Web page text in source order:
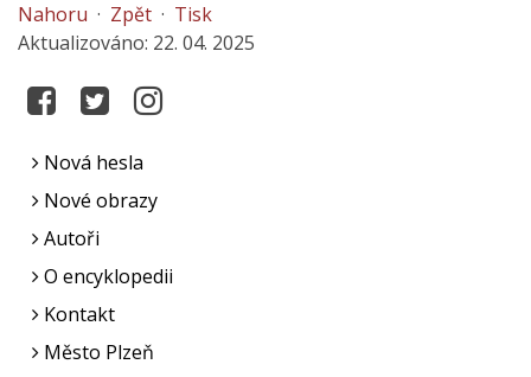
Nahoru · Zpět · Tisk
Aktualizováno: 22. 04. 2025
Nová hesla
Nové obrazy
Autoři
O encyklopedii
Kontakt
Město Plzeň